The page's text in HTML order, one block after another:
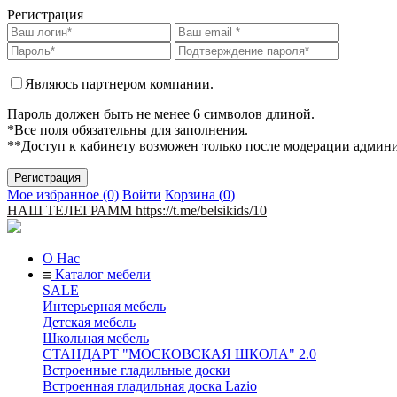
Регистрация
Являюсь партнером компании.
Пароль должен быть не менее 6 символов длиной.
*Все поля обязательны для заполнения.
**Доступ к кабинету возможен только после модерации
Мое избранное (0) Войти Корзина (0)
НАШ ТЕЛЕГРАММ https://t.me/belsikids/10
О Нас
Каталог мебели
SALE
Интерьерная мебель
Детская мебель
Школьная мебель
СТАНДАРТ "МОСКОВСКАЯ ШКОЛА" 2.0
Встроенные гладильные доски
Встроенная гладильная доска Lazio